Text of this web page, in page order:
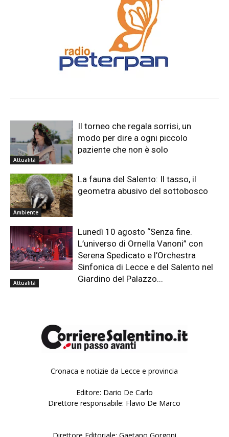
Attualità
Il torneo che regala sorrisi, un
modo per dire a ogni piccolo
paziente che non è solo
Ambiente
La fauna del Salento: Il tasso, il
geometra abusivo del sottobosco
Attualità
Lunedì 10 agosto “Senza fine.
L’universo di Ornella Vanoni” con
Serena Spedicato e l’Orchestra
Sinfonica di Lecce e del Salento nel
Giardino del Palazzo...
Cronaca e notizie da Lecce e provincia
Editore: Dario De Carlo
Direttore responsabile: Flavio De Marco